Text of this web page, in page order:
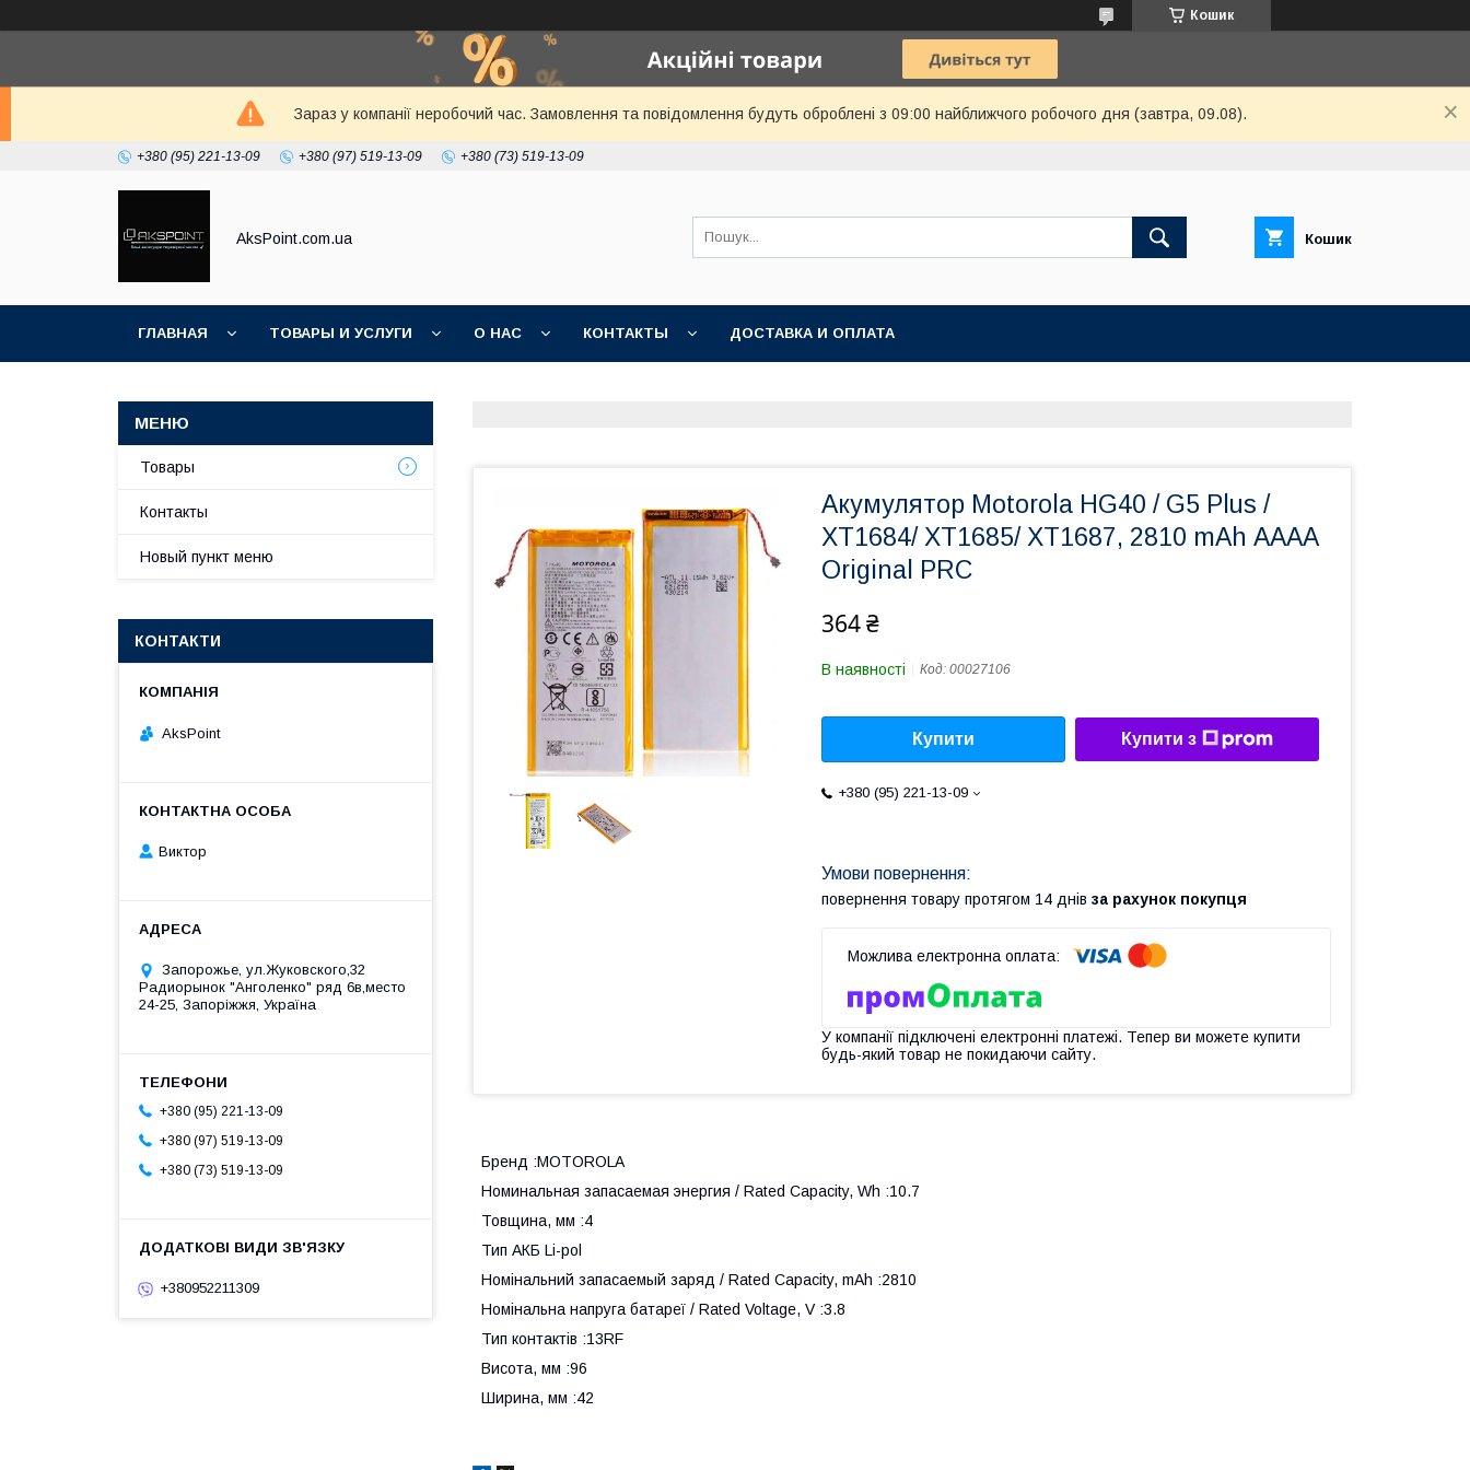
Кошик
Зараз у компанії неробочий час. Замовлення та повідомлення будуть оброблені з 09:00 найближчого робочого дня (завтра, 09.08).
+380 (95) 221-13-09 +380 (97) 519-13-09 +380 (73) 519-13-09
AksPoint.com.ua Кошик
ГЛАВНАЯ ТОВАРЫ И УСЛУГИ О НАС КОНТАКТЫ ДОСТАВКА И ОПЛАТА
Акумулятор Motorola HG40 / G5 Plus /
XT1684/ XT1685/ XT1687, 2810 mAh АААА
Original PRC
364 ₴
В наявності Код: 00027106
Купити Купити з
+380 (95) 221-13-09
повернення товару протягом 14 днів за рахунок покупця
У компанії підключені електронні платежі. Тепер ви можете купити
будь-який товар не покидаючи сайту.
Бренд :MOTOROLA
Номинальная запасаемая энергия / Rated Capacity, Wh :10.7
Товщина, мм :4
Тип АКБ Li-pol
Номінальний запасаемый заряд / Rated Capacity, mAh :2810
Номінальна напруга батареї / Rated Voltage, V :3.8
Тип контактів :13RF
Висота, мм :96
Ширина, мм :42
Товары
Контакты
Новый пункт меню
КОНТАКТИ
AksPoint
Виктор
Запорожье, ул.Жуковского,32
Радиорынок "Анголенко" ряд 6в,место
24-25, Запоріжжя, Україна
+380 (95) 221-13-09
+380 (97) 519-13-09
+380 (73) 519-13-09
+380952211309